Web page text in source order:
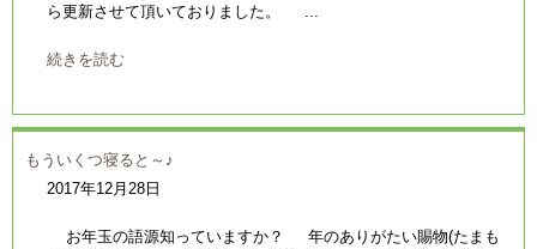
ら更新させて頂いておりました。 ...
続きを読む
もういくつ寝ると～♪
2017年12月28日
お年玉の語源知っていますか？ 年のありがたい賜物(たまも